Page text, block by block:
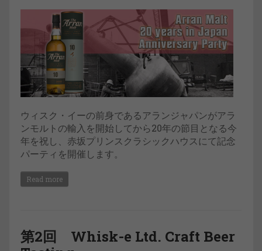
ウィスク・イーの前身であるアランジャパンがアラ
ンモルトの輸入を開始してから20年の節目となる今
年を祝し、赤坂プリンスクラシックハウスにて記念
パーティを開催します。
Read more
第2回 Whisk-e Ltd. Craft Beer